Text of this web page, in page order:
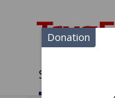
Sådan støtter vi
Donation